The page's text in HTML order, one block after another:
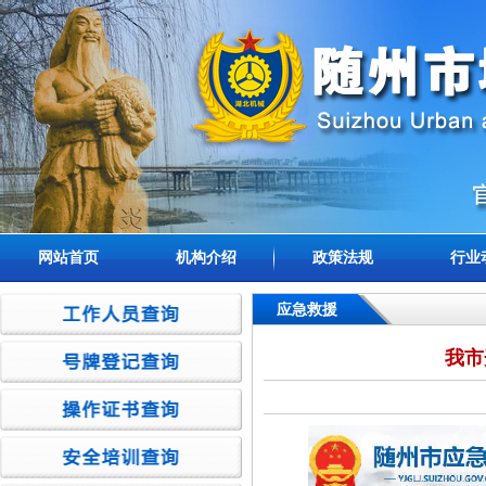
网站首页 机构介绍 政策法规 行业
应急救援
我